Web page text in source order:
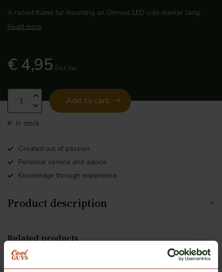
A raised frame for mounting an Omnius LED side marker lamp.
Read more.
€ 4,95 Excl. tax
Add to cart
In stock
Created out of passion
Personal service and advice
Knowledge through experience
Product description
Related products
Sidemarker light LED €24,50